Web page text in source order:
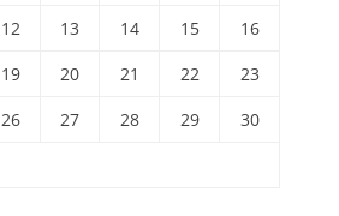
12 13 14 15
16
19 20 21 22
23
26 27 28 29
30